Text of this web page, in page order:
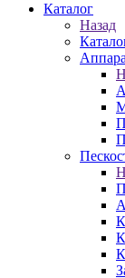
Каталог
Назад